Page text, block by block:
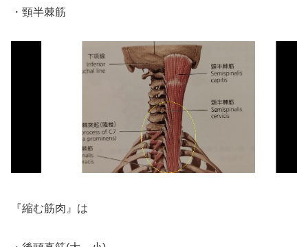
・頸半棘筋
『縮む筋肉』は